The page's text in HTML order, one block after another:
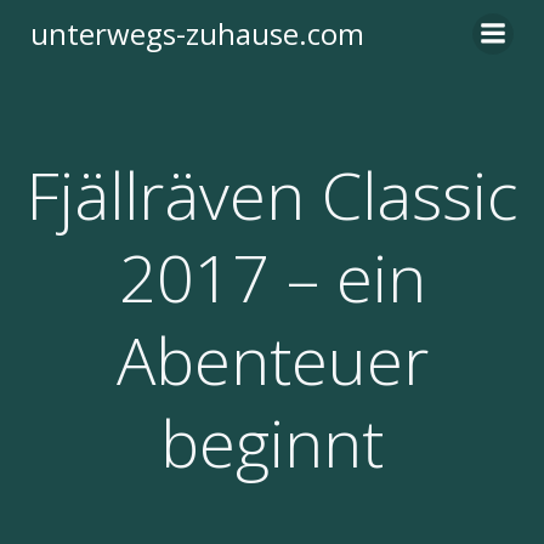
Inhalt
unterwegs-zuhause.com
Fjällräven Classic
2017 – ein
Abenteuer
beginnt